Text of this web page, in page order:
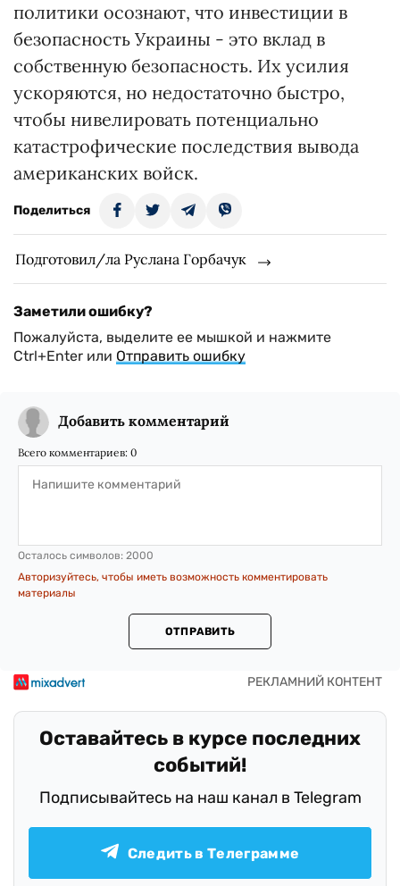
политики осознают, что инвестиции в
безопасность Украины - это вклад в
собственную безопасность. Их усилия
ускоряются, но недостаточно быстро,
чтобы нивелировать потенциально
катастрофические последствия вывода
американских войск.
Поделиться
Подготовил/ла Руслана Горбачук
Заметили ошибку?
Пожалуйста, выделите ее мышкой и нажмите
Ctrl+Enter или Отправить ошибку
Добавить комментарий
Всего комментариев: 0
Осталось символов: 2000
Авторизуйтесь, чтобы иметь возможность комментировать
материалы
ОТПРАВИТЬ
Оставайтесь в курсе последних
событий!
Подписывайтесь на наш канал в Telegram
Следить в Телеграмме